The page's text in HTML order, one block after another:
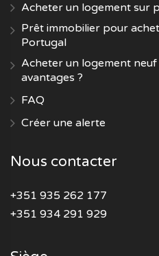
Acheter un logement sur
Prêt immobilier pour
Portugal
Acheter un logement
avantages ?
FAQ
Créer une alerte
Nous contacter
+351 935 262 177
+351 934 291 929